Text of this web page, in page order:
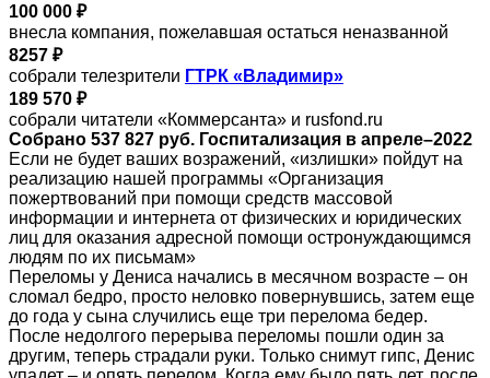
100 000 ₽
внесла компания, пожелавшая остаться неназванной
8257 ₽
собрали телезрители ГТРК «Владимир»
189 570 ₽
собрали читатели «Коммерсанта» и rusfond.ru
Собрано 537 827 руб. Госпитализация в апреле–2022
Если не будет ваших возражений, «излишки» пойдут на
реализацию нашей программы «Организация
пожертвований при помощи средств массовой
информации и интернета от физических и юридических
лиц для оказания адресной помощи остронуждающимся
людям по их письмам»
Переломы у Дениса начались в месячном возрасте – он
сломал бедро, просто неловко повернувшись, затем еще
до года у сына случились еще три перелома бедер.
После недолгого перерыва переломы пошли один за
другим, теперь страдали руки. Только снимут гипс, Денис